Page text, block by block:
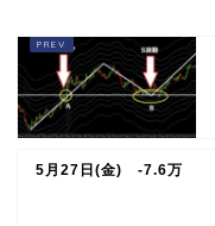
5月27日(金) -7.6万